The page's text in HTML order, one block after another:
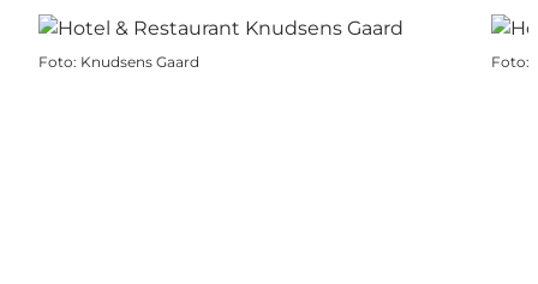
Foto: Knudsens Gaard Foto: